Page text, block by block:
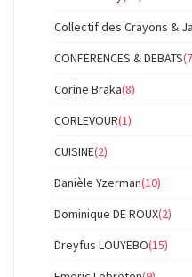
Collectif des Crayons &
CONFERENCES & DEBATS
Corine Braka(8)
CORLEVOUR(1)
CUISINE(2)
Danièle Yzerman(10)
Dominique DE ROUX(2)
Dreyfus LOUYEBO(15)